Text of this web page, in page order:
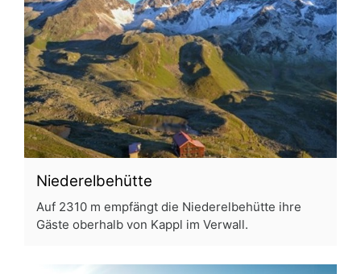
Niederelbehütte
Auf 2310 m empfängt die Niederelbehütte ihre
Gäste oberhalb von Kappl im Verwall.